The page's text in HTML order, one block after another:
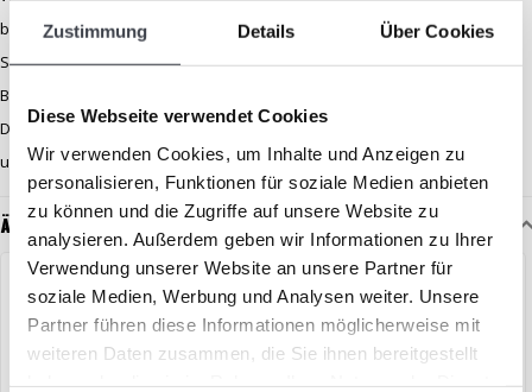
Zustimmung Details Über Cookies
Diese Webseite verwendet Cookies
Wir verwenden Cookies, um Inhalte und Anzeigen zu
personalisieren, Funktionen für soziale Medien anbieten
zu können und die Zugriffe auf unsere Website zu
analysieren. Außerdem geben wir Informationen zu Ihrer
Verwendung unserer Website an unsere Partner für
soziale Medien, Werbung und Analysen weiter. Unsere
Partner führen diese Informationen möglicherweise mit
weiteren Daten zusammen, die Sie ihnen bereitgestellt
berühmten schwedischen Glaskünstlers Robert Ljubez. Die Kristall-
Skulptur ist handgefertigt und zeigt das Bild eines schönen
Birkenbaumes. Die Skulptur hat eine Größe von 8 x 21 cm.
Dieser Artikel ist Teil unserer Online-Kristallkollektion und wird direkt von
unserem Lager an Sie verschickt.
Ähnliche Artikel
SET-ANGEBOT